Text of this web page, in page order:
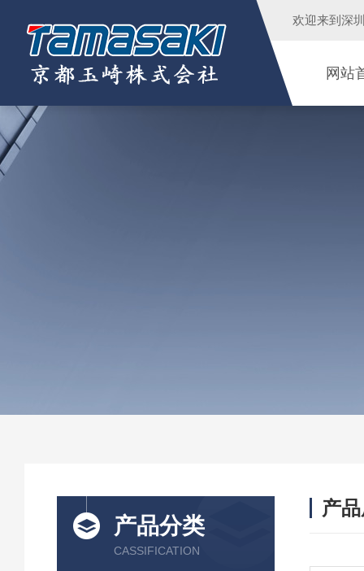
欢迎来到 深
网站
产品分类
CASSIFICATION
产